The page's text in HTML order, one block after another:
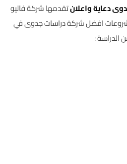
دعاية واعلانتقدمها شركة فاليو
افضل شركة دراسات جدوى في
الدراسة :